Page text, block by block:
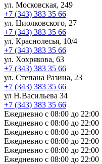
ул. Московская, 249
+7 (343) 383 35 66
ул. Циолковского, 27
+7 (343) 383 35 66
ул. Краснолесья, 10/4
+7 (343) 383 35 66
ул. Хохрякова, 63
+7 (343) 383 35 66
ул. Степана Разина, 23
+7 (343) 383 35 66
ул Н.Васильева 34
+7 (343) 383 35 66
Ежедневно с 08:00 до 22:00
Ежедневно с 08:00 до 22:00
Ежедневно с 08:00 до 22:00
Ежедневно с 08:00 до 22:00
Ежедневно с 08:00 до 22:00
Ежедневно с 08:00 до 22:00